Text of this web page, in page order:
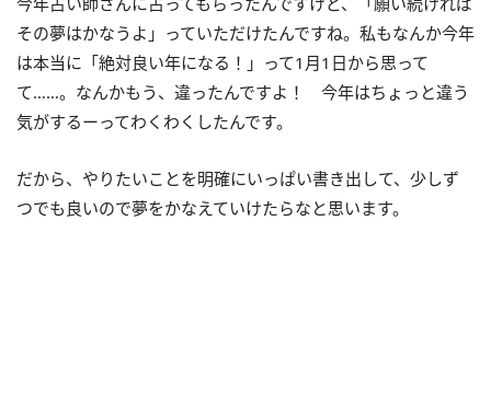
その夢はかなうよ」っていただけたんですね。私もなんか今年
は本当に「絶対良い年になる！」って1月1日から思って
て……。なんかもう、違ったんですよ！ 今年はちょっと違う
気がするーってわくわくしたんです。
だから、やりたいことを明確にいっぱい書き出して、少しず
つでも良いので夢をかなえていけたらなと思います。